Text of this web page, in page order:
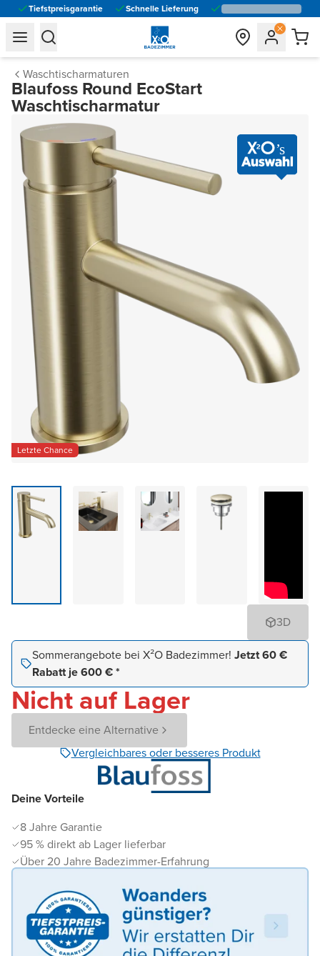
Tiefstpreisgarantie Schnelle Lieferung
general.navigation.toggle_menu.label
general.navigation.toggle_menu.label
Waschtischarmaturen
Blaufoss Round EcoStart
Waschtischarmatur
Letzte Chance
3D
Deine Vorteile
8 Jahre Garantie
95 % direkt ab Lager lieferbar
Über 20 Jahre Badezimmer-Erfahrung
Sommerangebote bei X²O Badezimmer! Jetzt 60 €
Rabatt je 600 € *
Nicht auf Lager
Entdecke eine Alternative
Vergleichbares oder besseres Produkt